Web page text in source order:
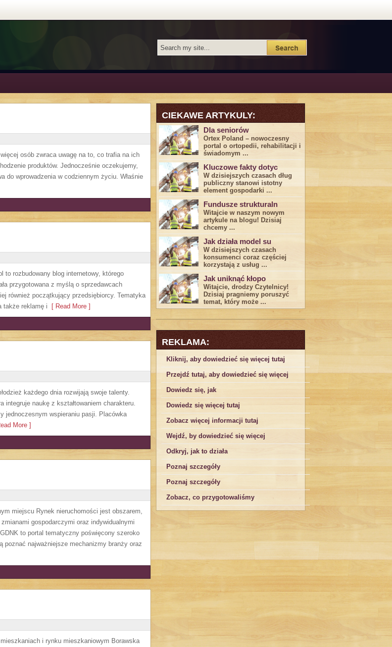
osób zwraca uwagę na to, co trafia na ich
produktów. Jednocześnie oczekujemy,
do wprowadzenia w codziennym życiu. Właśnie
to rozbudowany blog internetowy, którego
przygotowana z myślą o sprzedawcach
również początkujący przedsiębiorcy. Tematyka
także reklamę i [ Read More ]
każdego dnia rozwijają swoje talenty.
integruje naukę z kształtowaniem charakteru.
jednoczesnym wspieraniu pasji. Placówka
More ]
miejscu Rynek nieruchomości jest obszarem,
gospodarczymi oraz indywidualnymi
to portal tematyczny poświęcony szeroko
poznać najważniejsze mechanizmy branży oraz
i rynku mieszkaniowym Borawska
CIEKAWE ARTYKULY:
Dla seniorów
Ortex Poland – nowoczesny
portal o ortopedii, rehabilitacji i
świadomym ...
Kluczowe fakty dotyc
W dzisiejszych czasach dług
publiczny stanowi istotny
element gospodarki ...
Fundusze strukturaln
Witajcie w naszym nowym
artykule na blogu! Dzisiaj
chcemy ...
Jak działa model su
W dzisiejszych czasach
konsumenci ‌coraz częściej
korzystają z usług⁤ ...
Jak uniknąć kłopo
Witajcie, drodzy Czytelnicy!
Dzisiaj pragniemy poruszyć
temat, który może ...
REKLAMA:
Kliknij, aby dowiedzieć się więcej tutaj
Przejdź tutaj, aby dowiedzieć się więcej
Dowiedz się, jak
Dowiedz się więcej tutaj
Zobacz więcej informacji tutaj
Wejdź, by dowiedzieć się więcej
Odkryj, jak to działa
Poznaj szczegóły
Poznaj szczegóły
Zobacz, co przygotowaliśmy